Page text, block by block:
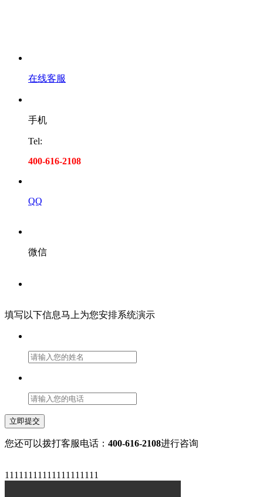
在线客服
手机
Tel:
400-616-2108
QQ
微信
填写以下信息马上为您安排系统演示
立即提交
您还可以拨打客服电话： 400-616-2108进行咨询
11111111111111111111